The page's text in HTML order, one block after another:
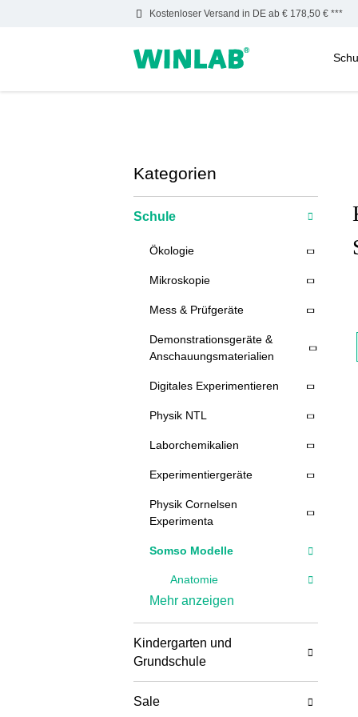
Kostenloser Versand in DE ab € 178,50 € ***
Kategorien
Schule
Ökologie
Mikroskopie
Mess & Prüfgeräte
Demonstrationsgeräte &
Anschauungsmaterialien
Digitales Experimentieren
Physik NTL
Laborchemikalien
Experimentiergeräte
Physik Cornelsen
Experimenta
Somso Modelle
Anatomie
Muskelfiguren und
Torsomodelle
Kopf- und
Nervensysteme
Mehr anzeigen
Kindergarten und
Grundschule
Sale